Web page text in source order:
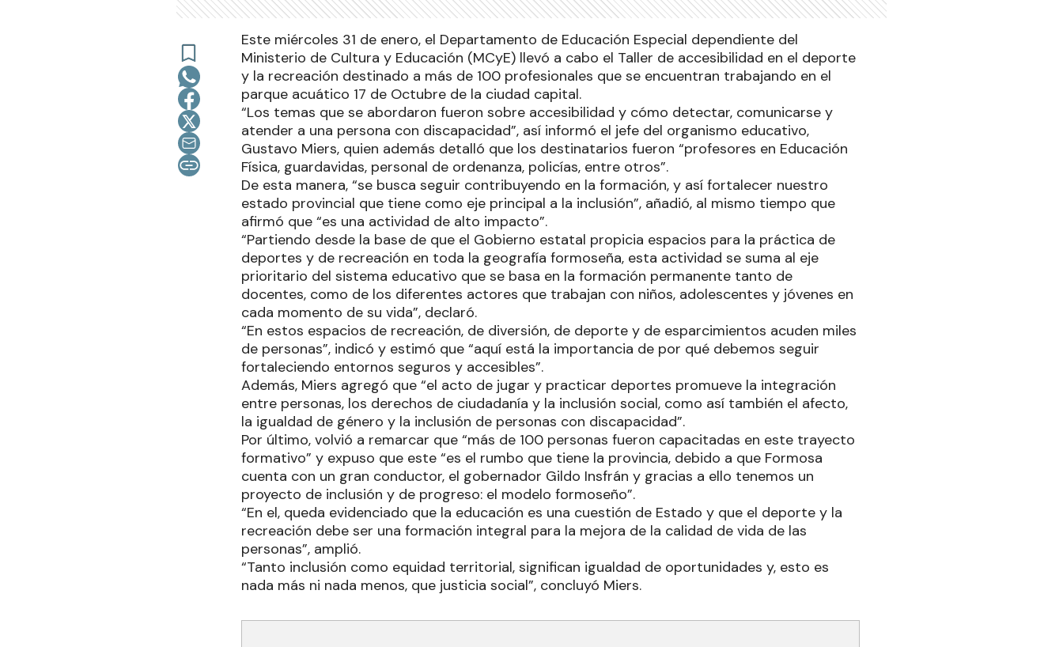
Este miércoles 31 de enero, el Departamento de Educación Especial dependiente del
Ministerio de Cultura y Educación (MCyE) llevó a cabo el Taller de accesibilidad en el deporte
y la recreación destinado a más de 100 profesionales que se encuentran trabajando en el
parque acuático 17 de Octubre de la ciudad capital.
“Los temas que se abordaron fueron sobre accesibilidad y cómo detectar, comunicarse y
atender a una persona con discapacidad”, así informó el jefe del organismo educativo,
Gustavo Miers, quien además detalló que los destinatarios fueron “profesores en Educación
Física, guardavidas, personal de ordenanza, policías, entre otros”.
De esta manera, “se busca seguir contribuyendo en la formación, y así fortalecer nuestro
estado provincial que tiene como eje principal a la inclusión”, añadió, al mismo tiempo que
afirmó que “es una actividad de alto impacto”.
“Partiendo desde la base de que el Gobierno estatal propicia espacios para la práctica de
deportes y de recreación en toda la geografía formoseña, esta actividad se suma al eje
prioritario del sistema educativo que se basa en la formación permanente tanto de
docentes, como de los diferentes actores que trabajan con niños, adolescentes y jóvenes en
cada momento de su vida”, declaró.
“En estos espacios de recreación, de diversión, de deporte y de esparcimientos acuden miles
de personas”, indicó y estimó que “aquí está la importancia de por qué debemos seguir
fortaleciendo entornos seguros y accesibles”.
Además, Miers agregó que “el acto de jugar y practicar deportes promueve la integración
entre personas, los derechos de ciudadanía y la inclusión social, como así también el afecto,
la igualdad de género y la inclusión de personas con discapacidad”.
Por último, volvió a remarcar que “más de 100 personas fueron capacitadas en este trayecto
formativo” y expuso que este “es el rumbo que tiene la provincia, debido a que Formosa
cuenta con un gran conductor, el gobernador Gildo Insfrán y gracias a ello tenemos un
proyecto de inclusión y de progreso: el modelo formoseño”.
“En el, queda evidenciado que la educación es una cuestión de Estado y que el deporte y la
recreación debe ser una formación integral para la mejora de la calidad de vida de las
personas”, amplió.
“Tanto inclusión como equidad territorial, significan igualdad de oportunidades y, esto es
nada más ni nada menos, que justicia social”, concluyó Miers.